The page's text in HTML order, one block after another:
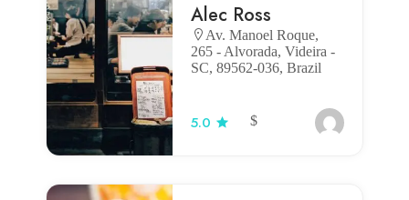
Alec Ross
Av. Manoel Roque,
265 - Alvorada, Videira -
SC, 89562-036, Brazil
5.0 $